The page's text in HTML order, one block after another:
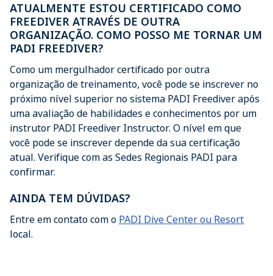
ATUALMENTE ESTOU CERTIFICADO COMO
FREEDIVER ATRAVÉS DE OUTRA
ORGANIZAÇÃO. COMO POSSO ME TORNAR UM
PADI FREEDIVER?
Como um mergulhador certificado por outra
organização de treinamento, você pode se inscrever no
próximo nível superior no sistema PADI Freediver após
uma avaliação de habilidades e conhecimentos por um
instrutor PADI Freediver Instructor. O nível em que
você pode se inscrever depende da sua certificação
atual. Verifique com as Sedes Regionais PADI para
confirmar.
AINDA TEM DÚVIDAS?
Entre em contato com o PADI Dive Center ou Resort
local.